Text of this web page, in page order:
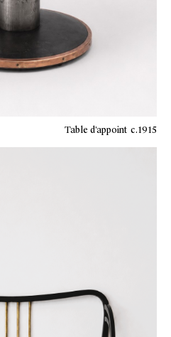
Table d’appoint c.1915